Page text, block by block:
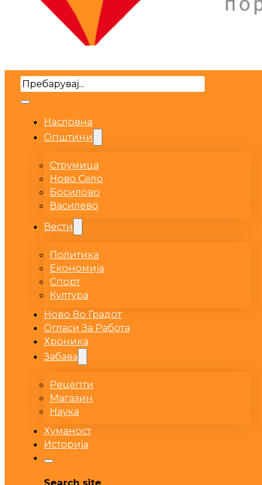
Search
Насловна
Општини
Струмица
Ново Село
Босилово
Василево
Вести
Политика
Економија
Спорт
Култура
Ново Во Градот
Огласи За Работа
Хроника
Забава
Рецепти
Магазин
Наука
Хуманост
Историја